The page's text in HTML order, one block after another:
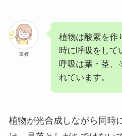
筆者
植物は酸素を作
時に呼吸をして
呼吸は葉・茎、
れています。
植物が光合成しながら同時